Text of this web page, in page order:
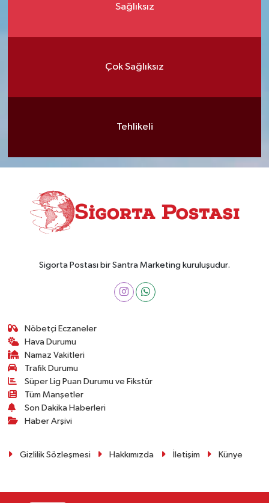
Sağlıksız
Çok Sağlıksız
Tehlikeli
Sigorta Postası bir Santra Marketing kuruluşudur.
Nöbetçi Eczaneler
Hava Durumu
Namaz Vakitleri
Trafik Durumu
Süper Lig Puan Durumu ve Fikstür
Tüm Manşetler
Son Dakika Haberleri
Haber Arşivi
Gizlilik Sözleşmesi Hakkımızda İletişim Künye